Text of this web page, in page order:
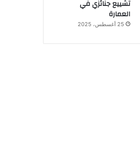
تشييع جنائزي في
العمارة
25 أغسطس، 2025